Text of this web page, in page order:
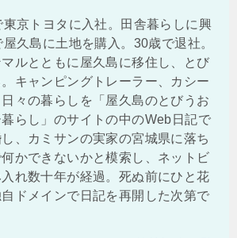
京トヨタに入社。田舎暮らしに興
久島に土地を購入。30歳で退社。
ルとともに屋久島に移住し、とび
キャンピングトレーラー、カシー
々の暮らしを「屋久島のとびうお
らし」のサイトの中のWeb日記で
、カミサンの実家の宮城県に落ち
かできないかと模索し、ネットビ
れ数十年が経過。死ぬ前にひと花
ドメインで日記を再開した次第で